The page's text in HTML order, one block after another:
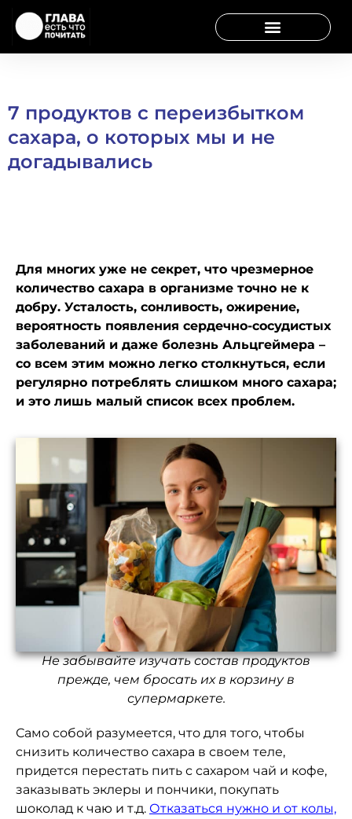
7 продуктов с переизбытком
сахара, о которых мы и не
догадывались
Для многих уже не секрет, что чрезмерное
количество сахара в организме точно не к
добру. Усталость, сонливость, ожирение,
вероятность появления сердечно-сосудистых
заболеваний и даже болезнь Альцгеймера –
со всем этим можно легко столкнуться, если
регулярно потреблять слишком много сахара;
и это лишь малый список всех проблем.
Не забывайте изучать состав продуктов
прежде, чем бросать их в корзину в
супермаркете.
Само собой разумеется, что для того, чтобы
снизить количество сахара в своем теле,
придется перестать пить с сахаром чай и кофе,
заказывать эклеры и пончики, покупать
шоколад к чаю и т.д. Отказаться нужно и от колы,